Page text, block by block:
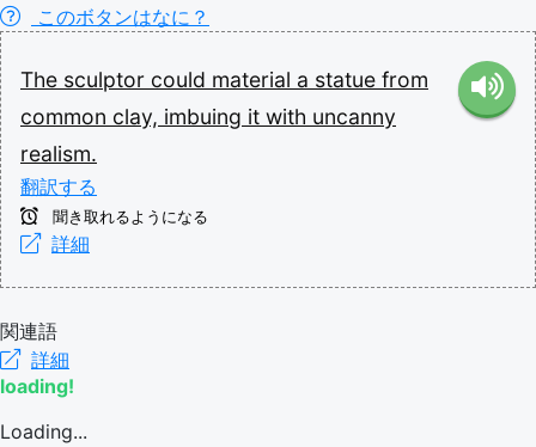
このボタンはなに？
The sculptor could material a statue from
common clay, imbuing it with uncanny
realism.
翻訳する
聞き取れるようになる
詳細
関連語
詳細
loading!
Loading...